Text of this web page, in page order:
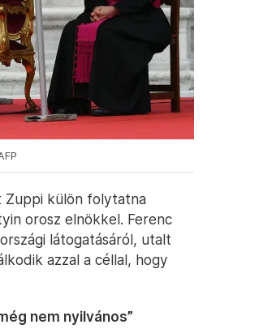
Zuppi külön folytatna
orosz elnökkel. Ferenc
látogatásáról, utalt
azzal a céllal, hogy
nem nyilvános”